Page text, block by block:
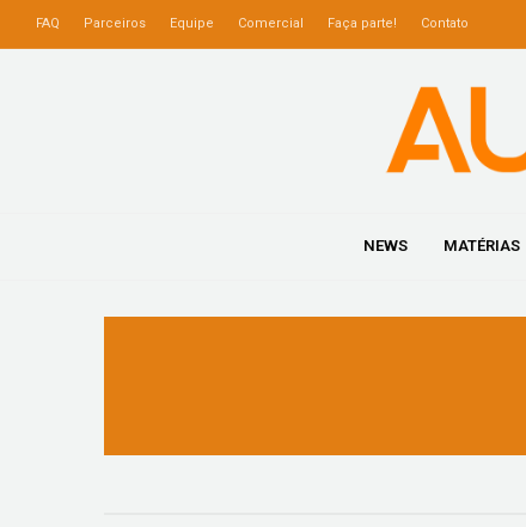
FAQ Parceiros Equipe Comercial Faça parte! Contato
NEWS MATÉRIAS